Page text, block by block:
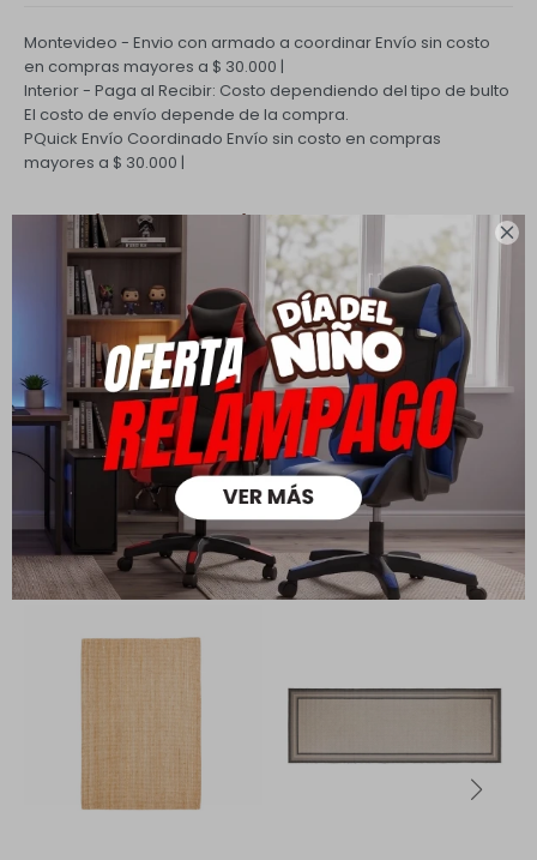

Montevideo - Envio con armado a coordinarEnvío sin costo
en compras mayores a $ 30.000 |
Interior - Paga al Recibir: Costo dependiendo del tipo de bulto
El costo de envío depende de la compra.
PQuick Envío Coordinado Envío sin costo en compras
mayores a $ 30.000 |
Cambios y Devoluciones
Todas las compras realizadas tienen un plazo de 5 días para
su cambio.
Ver mas
Medios de pago
Productos que te pueden interesar